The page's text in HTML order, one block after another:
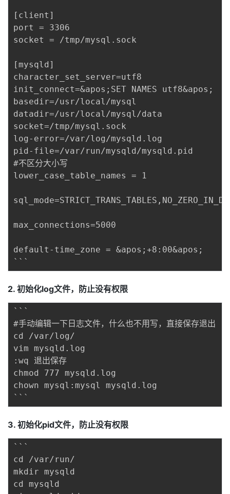
[client]
port = 3306
socket = /tmp/mysql.sock
[mysqld]
character_set_server=utf8
init_connect=&apos;SET NAMES utf8&apos;
basedir=/usr/local/mysql
datadir=/usr/local/mysql/data
socket=/tmp/mysql.sock
log-error=/var/log/mysqld.log
pid-file=/var/run/mysqld/mysqld.pid
#不区分大小写
lower_case_table_names = 1
max_connections=5000
default-time_zone = &apos;+8:00&apos;
2. 初始化log文件，防止没有权限
```
#手动编辑一下日志文件，什么也不用写，直接保存退出
cd /var/log/
vim mysqld.log
:wq 退出保存
chmod 777 mysqld.log
chown mysql:mysql mysqld.log
3. 初始化pid文件，防止没有权限
```
cd /var/run/
mkdir mysqld
cd mysqld